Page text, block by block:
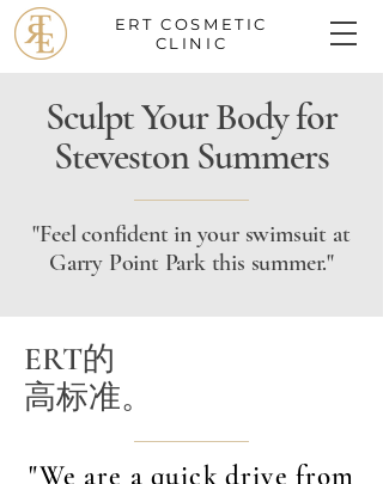
ERTCOSMETIC
CLINIC
Sculpt Your Body for
Steveston Summers
"Feel confident in your swimsuit at
Garry Point Park this summer."
ERT的
高标准。
"We are a quick drive from